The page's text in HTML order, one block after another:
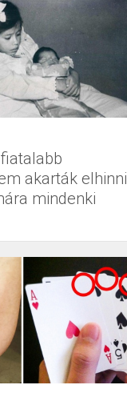
akarták elhinni
mindenki